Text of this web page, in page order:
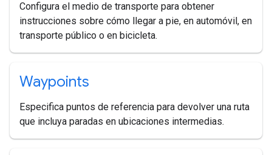
Configura el medio de transporte para obtener
instrucciones sobre cómo llegar a pie, en automóvil, en
transporte público o en bicicleta.
Waypoints
Especifica puntos de referencia para devolver una ruta
que incluya paradas en ubicaciones intermedias.